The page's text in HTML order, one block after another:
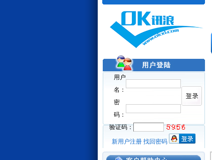
用户
名：
密
码：
验证码：
新用户注册 找回密码